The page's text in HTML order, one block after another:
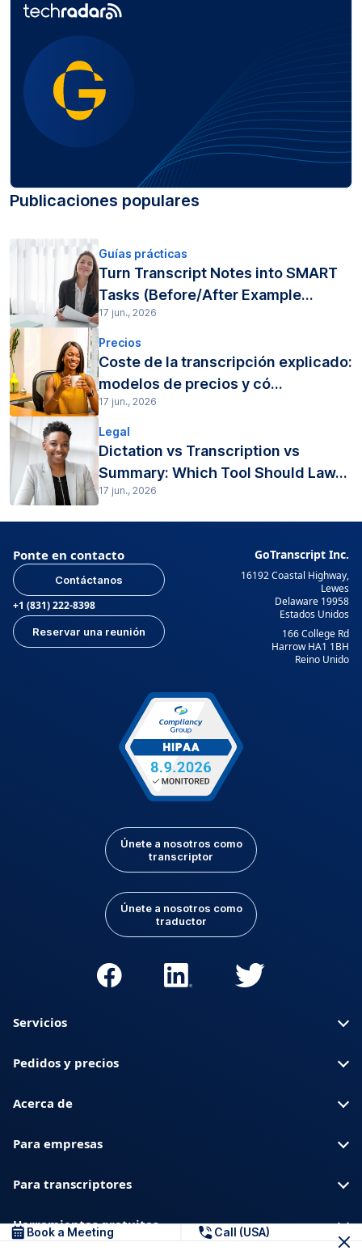
Publicaciones populares
Guías prácticas
Turn Transcript Notes into SMART
Tasks (Before/After Example...
17 jun., 2026
Precios
Coste de la transcripción explicado:
modelos de precios y có...
17 jun., 2026
Legal
Dictation vs Transcription vs
Summary: Which Tool Should Law...
17 jun., 2026
Ponte en contacto
Contáctanos
+1 (831) 222-8398
Reservar una reunión
GoTranscript Inc.
16192 Coastal Highway,
Lewes
Delaware 19958
Estados Unidos
166 College Rd
Harrow HA1 1BH
Reino Unido
Únete a nosotros como
transcriptor
Únete a nosotros como
traductor
Servicios
Pedidos y precios
Acerca de
Para empresas
Para transcriptores
Herramientas gratuitas
Book a Meeting Call (USA)